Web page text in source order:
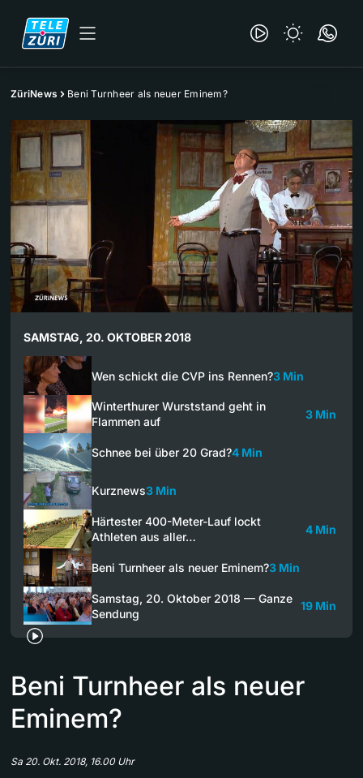
ZüriNews Beni Turnheer als neuer Eminem?
SAMSTAG, 20. OKTOBER 2018
Wen schickt die CVP ins Rennen?3 Min
Winterthurer Wurststand geht in
Flammen auf
3 Min
Schnee bei über 20 Grad?4 Min
Kurznews3 Min
Härtester 400-Meter-Lauf lockt
Athleten aus aller…
4 Min
Beni Turnheer als neuer Eminem?3 Min
Samstag, 20. Oktober 2018 — Ganze
Sendung
19 Min
Beni Turnheer als neuer
Eminem?
Sa 20. Okt. 2018, 16.00 Uhr